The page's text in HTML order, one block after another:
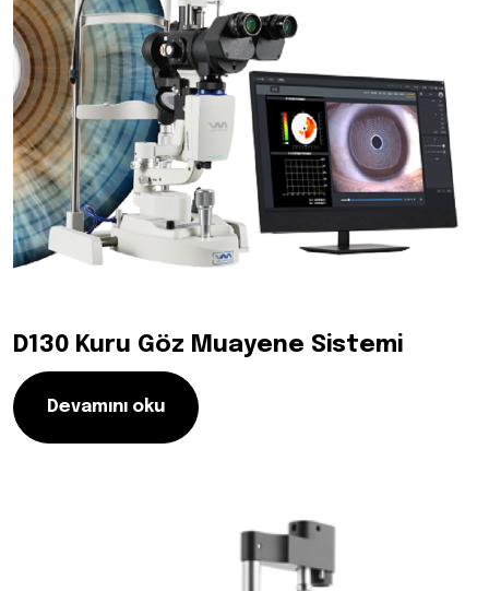
D130 Kuru Göz Muayene Sistemi
Devamını oku